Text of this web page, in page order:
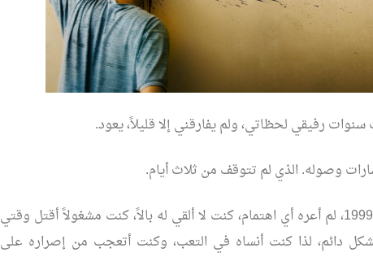
رفيقي لحظاتي، ولم يفارقني إلا قليلاً، يعود.
وصوله. الذي لم تتوقف من ثلاث أيام.
عندما بدأت علاقتنا في أواخر 1999، لم أعره أي اهتمام، كنت لا ألقي له بالاً، كنت مشغولاً أقتل وقتي
دائم، لذا كنت أنساه في التعب، وكنت أتعجب من إصراره على